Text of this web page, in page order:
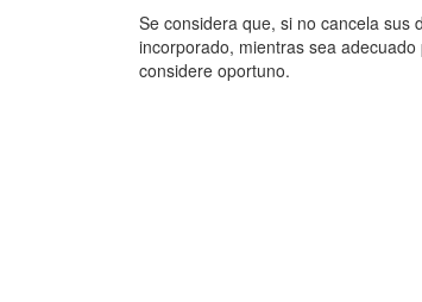
Se considera que, si no cancela sus
incorporado, mientras sea
considere oportuno.